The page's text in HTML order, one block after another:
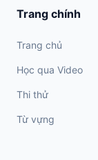
Trang chính
Trang chủ
Học qua Video
Thi thử
Từ vựng